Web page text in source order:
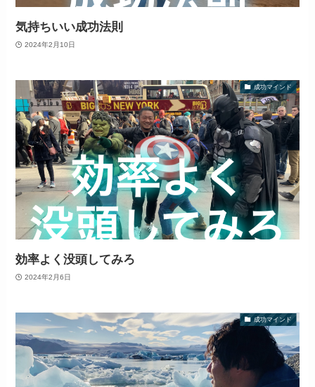
気持ちいい成功法則
2024年2月10日
成功マインド
効率よく没頭してみろ
2024年2月6日
成功マインド